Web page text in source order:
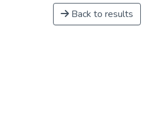
Back to results